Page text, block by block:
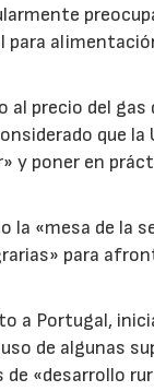
precio del gas
que la
y poner en
«mesa de la
para
a Portugal,
de algunas
«desarrollo
16/07/2026